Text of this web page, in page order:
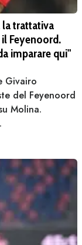
la trattativa
Feyenoord.
imparare qui"
Givairo
del Feyenoord
Molina.